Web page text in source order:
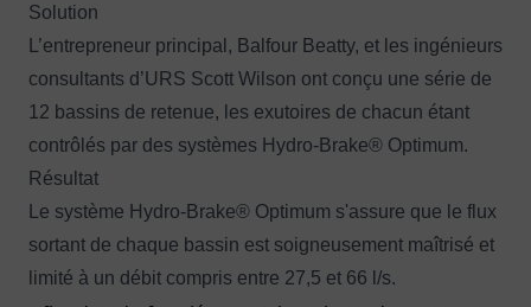
Solution
L’entrepreneur principal, Balfour Beatty, et les ingénieurs
consultants d’URS Scott Wilson ont conçu une série de
12 bassins de retenue, les exutoires de chacun étant
contrôlés par des systèmes Hydro-Brake® Optimum.
Résultat
Le système Hydro-Brake® Optimum s'assure que le flux
sortant de chaque bassin est soigneusement maîtrisé et
limité à un débit compris entre 27,5 et 66 l/s.